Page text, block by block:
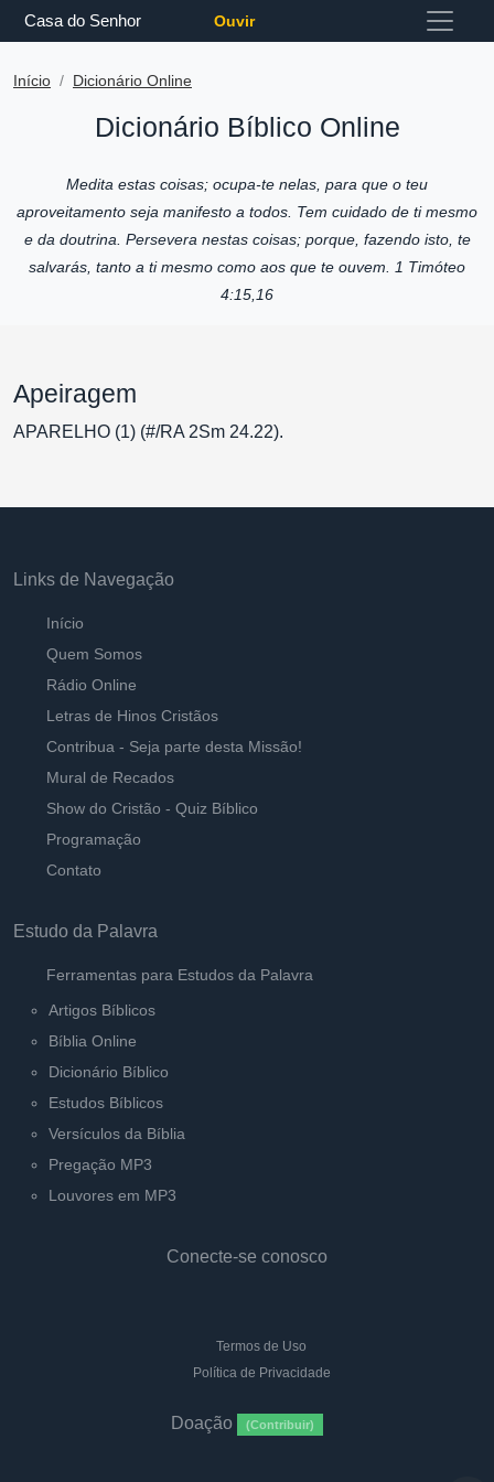
Casa do Senhor Ouvir
Início Dicionário Online
Dicionário Bíblico Online
Medita estas coisas; ocupa-te nelas, para que o teu
aproveitamento seja manifesto a todos. Tem cuidado de ti mesmo
e da doutrina. Persevera nestas coisas; porque, fazendo isto, te
salvarás, tanto a ti mesmo como aos que te ouvem. 1 Timóteo
4:15,16
Apeiragem
APARELHO (1) (#/RA 2Sm 24.22).
Links de Navegação
Início
Quem Somos
Rádio Online
Letras de Hinos Cristãos
Contribua - Seja parte desta Missão!
Mural de Recados
Show do Cristão - Quiz Bíblico
Programação
Contato
Estudo da Palavra
Ferramentas para Estudos da Palavra
Artigos Bíblicos
Bíblia Online
Dicionário Bíblico
Estudos Bíblicos
Versículos da Bíblia
Pregação MP3
Louvores em MP3
Conecte-se conosco
Termos de Uso
Política de Privacidade
Doação (Contribuir)